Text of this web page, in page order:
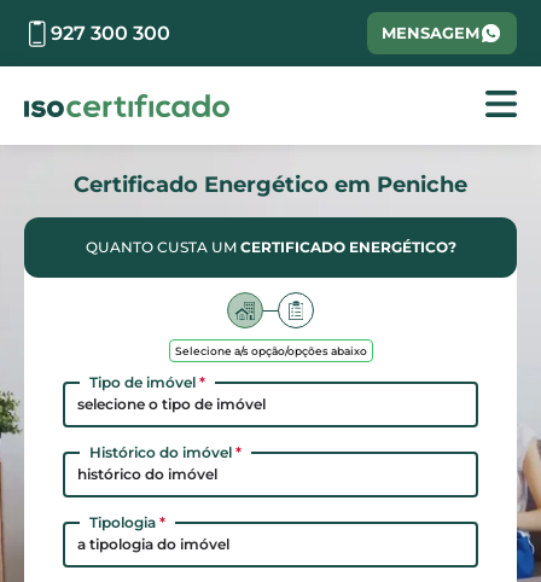
927 300 300 MENSAGEM
Certificado Energético em Peniche
QUANTO CUSTA UM CERTIFICADO ENERGÉTICO?
Selecione a/s opção/opções abaixo
Tipo de imóvel *
selecione o tipo de imóvel
Histórico do imóvel *
histórico do imóvel
Tipologia *
a tipologia do imóvel